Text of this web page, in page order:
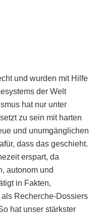
und wurden mit Hilfe
der Welt
hat nur unter
zu sein mit harten
und unumgänglichen
dass das geschieht.
erspart, da
autonom und
in Fakten,
Recherche-Dossiers
hat unser stärkster